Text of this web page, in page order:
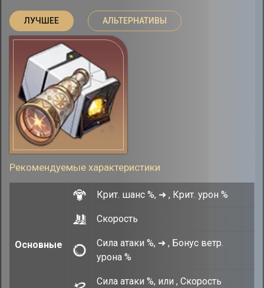
ЛУЧШЕЕ АЛЬТЕРНАТИВЫ
Рекомендуемые характеристики
Основные
Крит. шанс %, ➜ , Крит. урон %
Скорость
Сила атаки %, ➜ , Бонус ветр.
урона %
Сила атаки %, или , Скорость